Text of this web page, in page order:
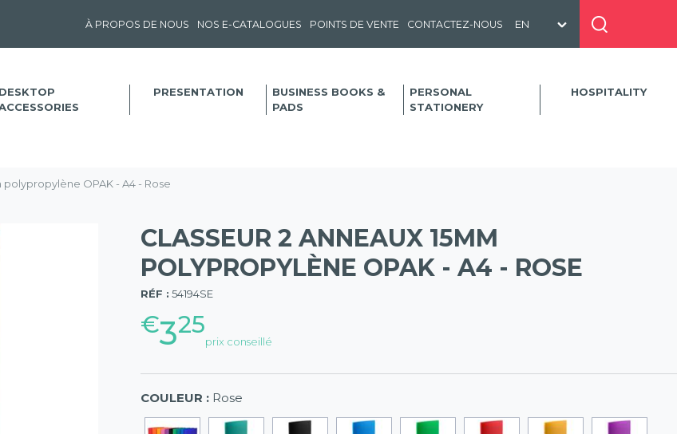
À PROPOS DE NOUS NOS E-CATALOGUES POINTS DE VENTE CONTACTEZ-NOUS
DESKTOP
PRESENTATION
BUSINESS BOOKS &
PADS
PERSONAL
STATIONERY
HOSPITALITY
polypropylène OPAK - A4 - Rose
CLASSEUR 2 ANNEAUX 15MM
POLYPROPYLÈNE OPAK - A4 - ROSE
RÉF : 54194SE
€325
prix conseillé
(57)
COULEUR : Rose